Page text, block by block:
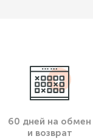
60 дней на обмен
и возврат